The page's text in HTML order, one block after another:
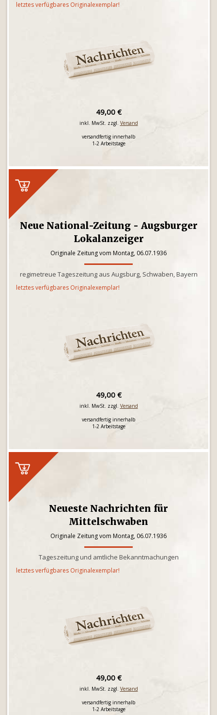
letztes verfügbares Originalexemplar!
49,00 €
inkl. MwSt. zzgl. Versand
versandfertig innerhalb
1-2 Arbeitstage
Neue National-Zeitung - Augsburger
Lokalanzeiger
Originale Zeitung vom Montag, 06.07.1936
regimetreue Tageszeitung aus Augsburg, Schwaben, Bayern
letztes verfügbares Originalexemplar!
49,00 €
inkl. MwSt. zzgl. Versand
versandfertig innerhalb
1-2 Arbeitstage
Neueste Nachrichten für
Mittelschwaben
Originale Zeitung vom Montag, 06.07.1936
Tageszeitung und amtliche Bekanntmachungen
letztes verfügbares Originalexemplar!
49,00 €
inkl. MwSt. zzgl. Versand
versandfertig innerhalb
1-2 Arbeitstage